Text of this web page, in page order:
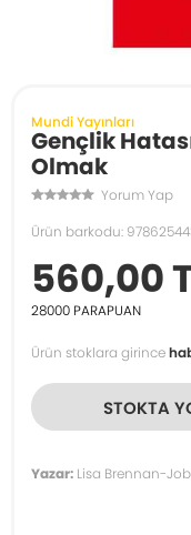
Mundi Yayınları
Gençlik
Olmak
Yorum Yap
Ürün barkodu:
560,00
28000 PARAPUAN
Ürün stoklara girince
STOKTA
Yazar: Lisa Brennan-